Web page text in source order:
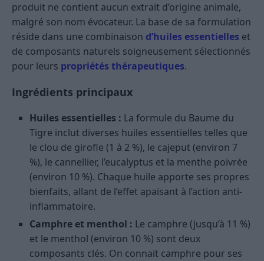
produit ne contient aucun extrait d’origine animale,
malgré son nom évocateur. La base de sa formulation
réside dans une combinaison d’huiles essentielles et
de composants naturels soigneusement sélectionnés
pour leurs propriétés thérapeutiques.
Ingrédients principaux
Huiles essentielles : La formule du Baume du
Tigre inclut diverses huiles essentielles telles que
le clou de girofle (1 à 2 %), le cajeput (environ 7
%), le cannellier, l’eucalyptus et la menthe poivrée
(environ 10 %). Chaque huile apporte ses propres
bienfaits, allant de l’effet apaisant à l’action anti-
inflammatoire.
Camphre et menthol : Le camphre (jusqu’à 11 %)
et le menthol (environ 10 %) sont deux
composants clés. On connait camphre pour ses